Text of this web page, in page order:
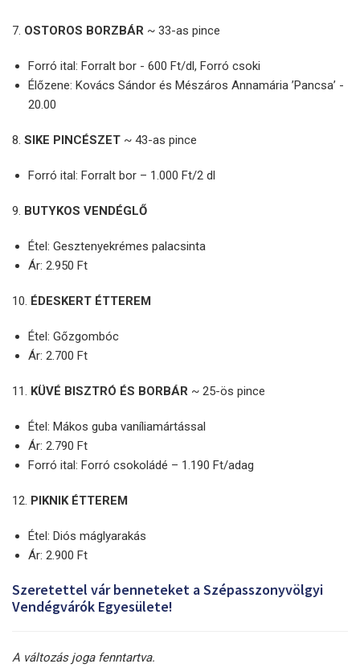
7. OSTOROS BORZBÁR ~ 33-as pince
Forró ital: Forralt bor - 600 Ft/dl, Forró csoki
Élőzene: Kovács Sándor és Mészáros Annamária ’Pancsa’ -
20.00
8. SIKE PINCÉSZET ~ 43-as pince
Forró ital: Forralt bor – 1.000 Ft/2 dl
9. BUTYKOS VENDÉGLŐ
Étel: Gesztenyekrémes palacsinta
Ár: 2.950 Ft
10. ÉDESKERT ÉTTEREM
Étel: Gőzgombóc
Ár: 2.700 Ft
11. KÜVÉ BISZTRÓ ÉS BORBÁR ~ 25-ös pince
Étel: Mákos guba vaníliamártással
Ár: 2.790 Ft
Forró ital: Forró csokoládé – 1.190 Ft/adag
12. PIKNIK ÉTTEREM
Étel: Diós máglyarakás
Ár: 2.900 Ft
Szeretettel vár benneteket a Szépasszonyvölgyi
Vendégvárók Egyesülete!
A változás joga fenntartva.